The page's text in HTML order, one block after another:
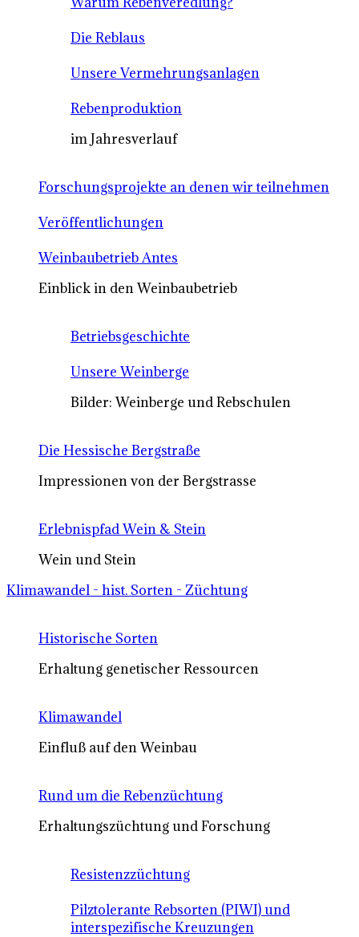
Die Reblaus
Unsere Vermehrungsanlagen
Rebenproduktion
im Jahresverlauf
Forschungsprojekte an denen wir teilnehmen
Veröffentlichungen
Weinbaubetrieb Antes
Einblick in den Weinbaubetrieb
Betriebsgeschichte
Unsere Weinberge
Bilder: Weinberge und Rebschulen
Die Hessische Bergstraße
Impressionen von der Bergstrasse
Erlebnispfad Wein & Stein
Wein und Stein
Klimawandel - hist. Sorten - Züchtung
Historische Sorten
Erhaltung genetischer Ressourcen
Klimawandel
Einfluß auf den Weinbau
Rund um die Rebenzüchtung
Erhaltungszüchtung und Forschung
Resistenzzüchtung
Pilztolerante Rebsorten (PIWI) und
interspezifische Kreuzungen